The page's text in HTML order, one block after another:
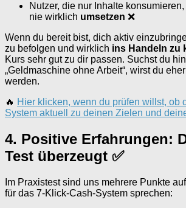
Nutzer, die nur Inhalte
nie wirklich umsetzen ❌
Wenn du bereit bist, dich aktiv
zu befolgen und wirklich ins Handeln zu
Kurs sehr gut zu dir passen. Suchst du
„Geldmaschine ohne Arbeit“, wirst du
werden.
🔥 Hier klicken, wenn du prüfen willst, ob
System aktuell zu deinen Zielen und
4. Positive Erfahrungen:
Test überzeugt ✅
Im Praxistest sind uns mehrere Punkte
für das 7-Klick-Cash-System sprechen: